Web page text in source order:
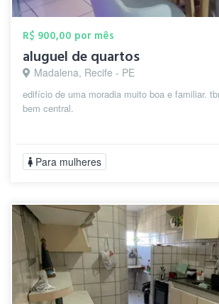
R$ 900,00 por mês
aluguel de quartos
Madalena, Recife - PE
edifício de uma moradia muito boa e familiar.
bem central.
Para mulheres